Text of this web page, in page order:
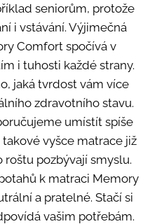
seniorům, protože
i vstávání. Výjimečná
Comfort spočívá v
i tuhosti každé strany.
jaká tvrdost vám více
zdravotního stavu.
umístít spíše
vyšce matrace již
pozbývají smyslu.
k matraci Memory
a pratelné. Stačí si
vašim potřebám.